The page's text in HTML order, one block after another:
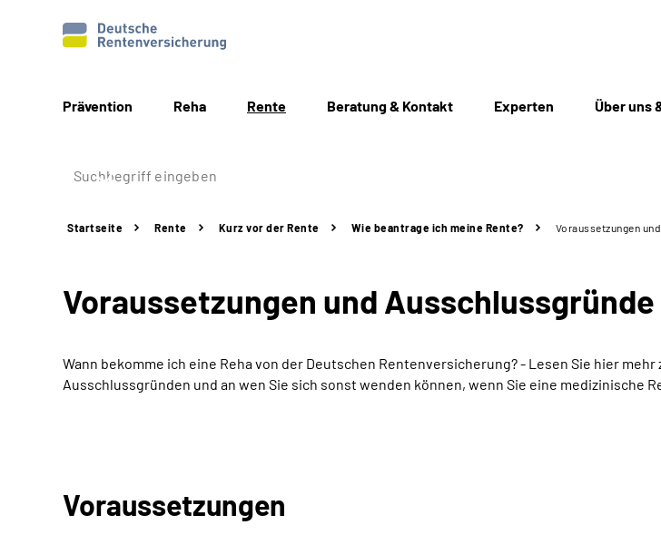
Prävention Reha Rente Beratung & Kontakt Experten Über uns
Startseite Rente Kurz vor der Rente Wie beantrage ich meine Rente? Voraussetzungen
Voraussetzungen und Ausschlussgründe
Wann bekomme ich eine Reha von der Deutschen Rentenversicherung? - Lesen Sie hier mehr
Ausschlussgründen und an wen Sie sich sonst wenden können, wenn Sie eine medizinische
Voraussetzungen